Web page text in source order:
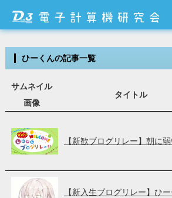
ひーくんの記事一覧
サムネイル
画像
タイトル
【新歓ブログリレー】朝に
【新入生ブログリレー】ひ